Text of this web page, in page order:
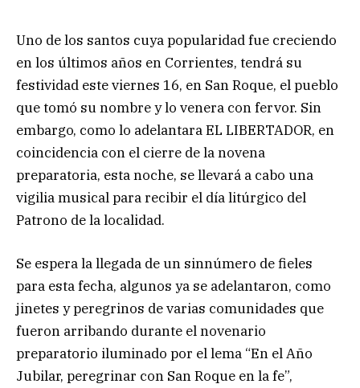
Uno de los santos cuya popularidad fue creciendo
en los últimos años en Corrientes, tendrá su
festividad este viernes 16, en San Roque, el pueblo
que tomó su nombre y lo venera con fervor. Sin
embargo, como lo adelantara EL LIBERTADOR, en
coincidencia con el cierre de la novena
preparatoria, esta noche, se llevará a cabo una
vigilia musical para recibir el día litúrgico del
Patrono de la localidad.
Se espera la llegada de un sinnúmero de fieles
para esta fecha, algunos ya se adelantaron, como
jinetes y peregrinos de varias comunidades que
fueron arribando durante el novenario
preparatorio iluminado por el lema “En el Año
Jubilar, peregrinar con San Roque en la fe”,